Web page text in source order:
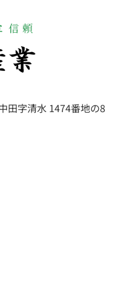
田字清水 1474番地の8